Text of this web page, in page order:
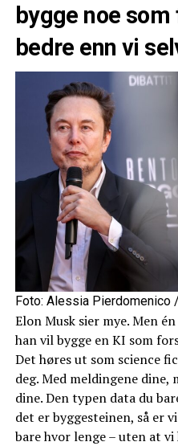
bygge noe
bedre enn vi
Foto: Alessia Pierdomenico
Elon Musk sier mye. Men
han vil bygge en KI som
Det høres ut som science
deg. Med meldingene dine,
dine. Den typen data du
det er byggesteinen, så er
bare hvor lenge – uten at